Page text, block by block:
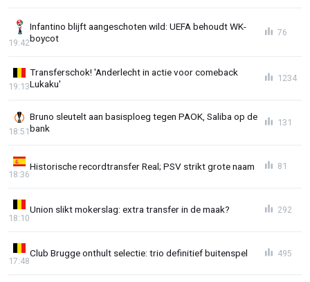
Infantino blijft aangeschoten wild: UEFA behoudt WK-
boycot
19:42
76
Transferschok! 'Anderlecht in actie voor comeback
Lukaku'
19:13
1234
Bruno sleutelt aan basisploeg tegen PAOK, Saliba op de
bank
18:51
131
Historische recordtransfer Real; PSV strikt grote naam
18:36
81
Union slikt mokerslag: extra transfer in de maak?
18:10
292
Club Brugge onthult selectie: trio definitief buitenspel
17:48
495